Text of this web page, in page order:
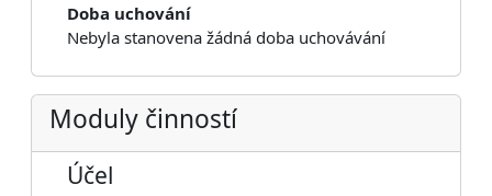
Doba uchování
Nebyla stanovena žádná doba uchovávání
Moduly činností
Účel